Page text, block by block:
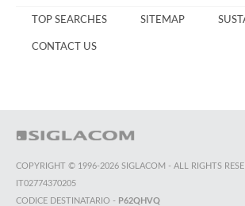
TOP SEARCHES SITEMAP
CONTACT US
COPYRIGHT © 1996-2026 SIGLACOM - ALL RIGHTS
IT02774370205
CODICE DESTINATARIO - P62QHVQ